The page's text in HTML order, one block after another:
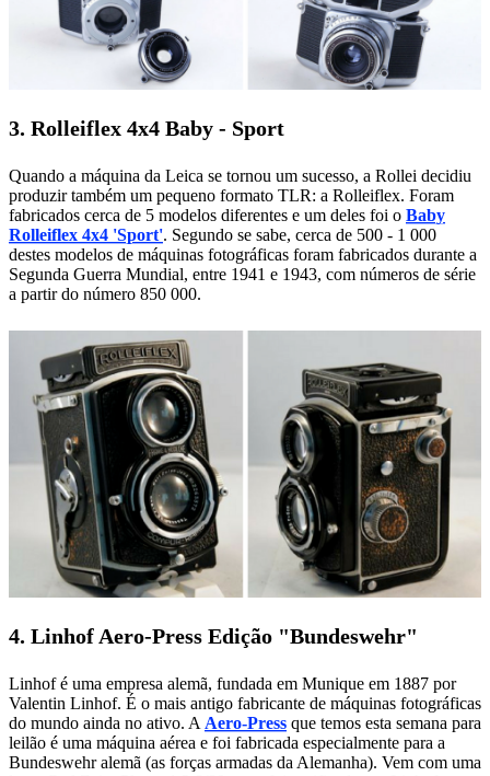
3. Rolleiflex 4x4 Baby - Sport
Quando a máquina da Leica se tornou um sucesso, a Rollei decidiu
produzir também um pequeno formato TLR: a Rolleiflex. Foram
fabricados cerca de 5 modelos diferentes e um deles foi o Baby
Rolleiflex 4x4 'Sport'. Segundo se sabe, cerca de 500 - 1 000
destes modelos de máquinas fotográficas foram fabricados durante a
Segunda Guerra Mundial, entre 1941 e 1943, com números de série
a partir do número 850 000.
4. Linhof Aero-Press Edição "Bundeswehr"
Linhof é uma empresa alemã, fundada em Munique em 1887 por
Valentin Linhof. É o mais antigo fabricante de máquinas fotográficas
do mundo ainda no ativo. A Aero-Press que temos esta semana para
leilão é uma máquina aérea e foi fabricada especialmente para a
Bundeswehr alemã (as forças armadas da Alemanha). Vem com uma